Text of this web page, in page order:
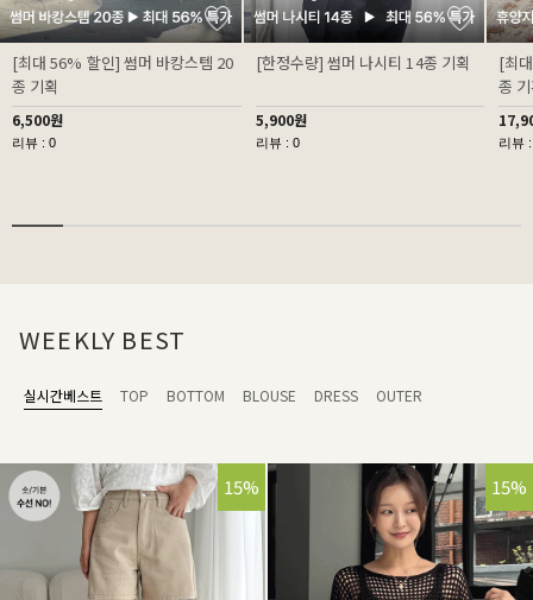
[최대 56% 할인] 썸머 바캉스템 20
종 기획
6,500원
리뷰 : 0
[한정수량] 썸머 나시티 14종 기획
5,900원
리뷰 : 0
[최
종
리뷰
WEEKLY BEST
실시간베스트 TOP BOTTOM BLOUSE DRESS OUTER
15% 15%